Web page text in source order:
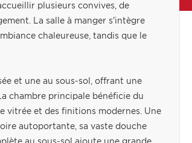
plusieurs convives, de
La salle à manger s'intègre
chaleureuse, tandis que le
et une au sous-sol, offrant une
chambre principale bénéficie du
vitrée et des finitions modernes. Une
autoportante, sa vaste douche